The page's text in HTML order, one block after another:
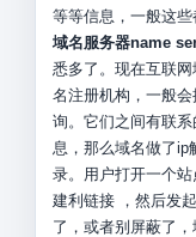
等等信息，一般这些
域名服务器name
悉多了。现在互联
名注册机构，一般
询。它们之间有联
息，那么域名做了ip
录。用户打开一个
建利链接 ，然后发
了，或者别屏蔽了